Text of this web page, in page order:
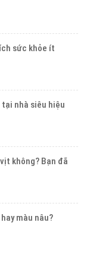
sức khỏe ít
nhà siêu hiệu
không? Bạn đã
màu nâu?